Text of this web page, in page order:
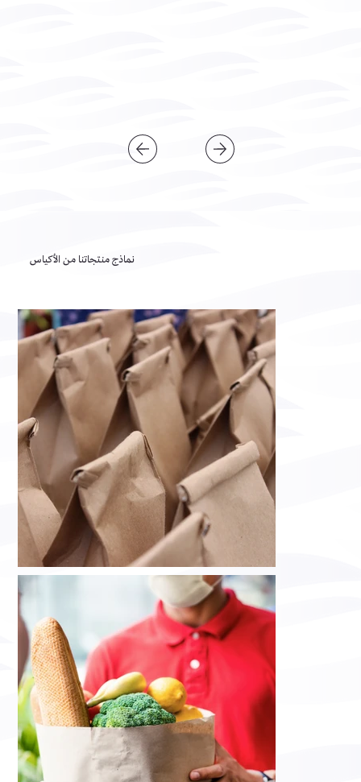
نماذج منتجاتنا من الأكياس